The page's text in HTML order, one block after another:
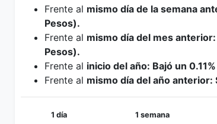
Frente al mismo día de la semana
Pesos).
Frente al mismo día del mes
Pesos).
Frente al inicio del año: Bajó un
Frente al mismo día del año
1 día
1 semana